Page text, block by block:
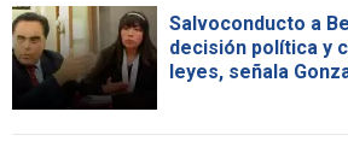
Salvoconducto a
decisión política y
leyes, señala